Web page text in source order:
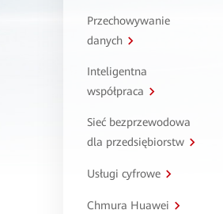
Przechowywanie
danych
Inteligentna
współpraca
Sieć bezprzewodowa
dla przedsiębiorstw
Usługi cyfrowe
Chmura Huawei